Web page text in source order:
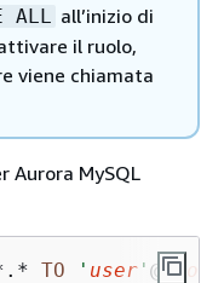
ALL all’inizio di
il ruolo,
viene chiamata
Aurora MySQL
. * TO ' user ' @ '